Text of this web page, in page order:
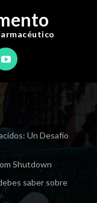
Un Desafío
Shutdown
saber sobre